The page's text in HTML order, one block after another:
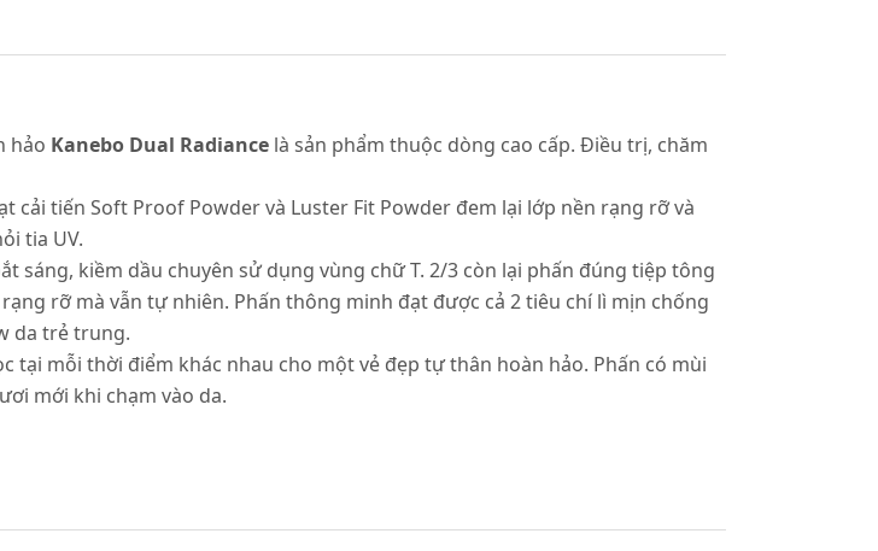
hảo Kanebo Dual Radiance là sản phẩm thuộc dòng cao cấp. Điều trị, chăm
cải tiến Soft Proof Powder và Luster Fit Powder đem lại lớp nền rạng rỡ và
tia UV.
sáng, kiềm dầu chuyên sử dụng vùng chữ T. 2/3 còn lại phấn đúng tiệp tông
rỡ mà vẫn tự nhiên. Phấn thông minh đạt được cả 2 tiêu chí lì mịn chống
da trẻ trung.
tại mỗi thời điểm khác nhau cho một vẻ đẹp tự thân hoàn hảo. Phấn có mùi
mới khi chạm vào da.